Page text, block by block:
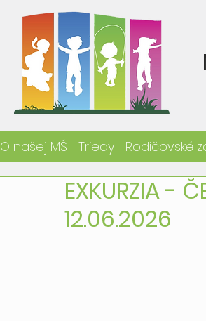
O našej MŠ Triedy Rodičovské
EXKURZIA -
12.06.2026